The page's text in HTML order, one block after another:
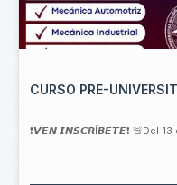
CURSO PRE-
❗𝙑𝙀𝙉 𝙄𝙉𝙎𝘾𝙍Í𝘽𝙀𝙏𝙀❗ 🚨Del